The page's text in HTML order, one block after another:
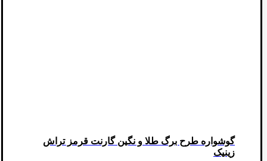
گوشواره طرح برگ طلا و نگین گارنت قرمز تراش
زینیک